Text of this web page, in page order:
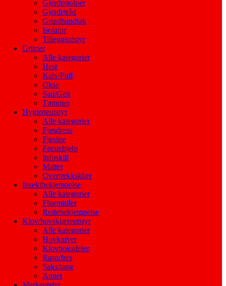
Gjerdestolper
Gjerdetråd
Grindhandtak
Isolator
Tilleggsutstyr
Grimer
Alle kategorier
Hest
Kalv/Føll
Okse
Sau/Geit
Tømmer
Hygieneutstyr
Alle kategorier
Fjøsdress
Fjøslue
Førstehjelp
Infoskilt
Matter
Overtrekksklær
Insektbekjempelse
Alle kategorier
Fluemidler
Rottebekjempelse
Klov/hovskjæreutstyr
Alle kategorier
Hovkniver
Klovboksdeler
Rasp/fres
Saks/tang
Annet